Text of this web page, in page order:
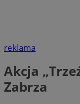
reklama
Akcja
Zabrza